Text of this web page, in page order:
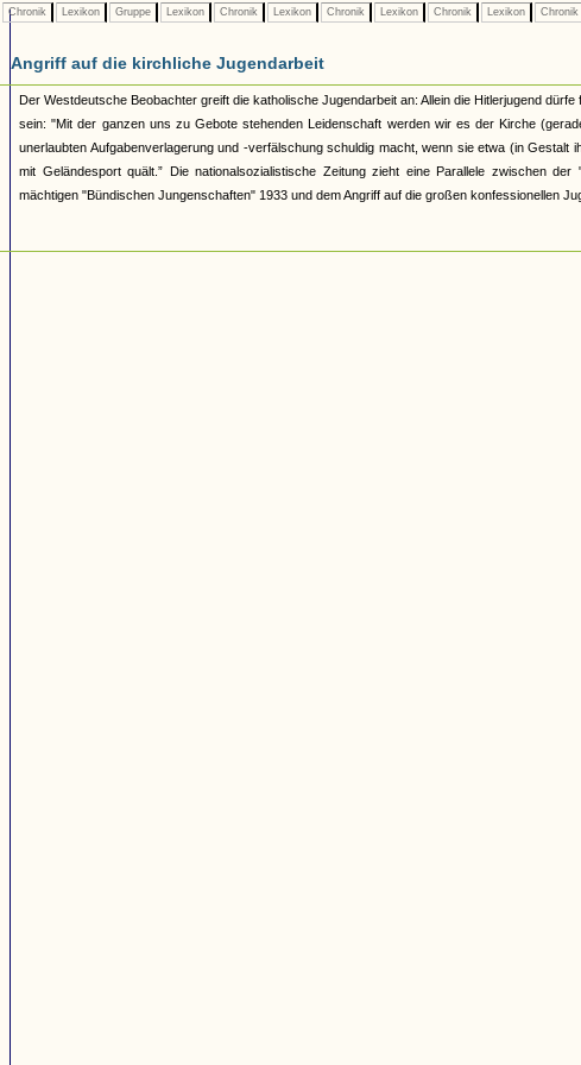
Chronik Lexikon Gruppe Lexikon Chronik Lexikon Chronik Lexikon Chronik Lexikon Chronik
Angriff auf die kirchliche Jugendarbeit
Der Westdeutsche Beobachter greift die katholische Jugendarbeit an: Allein die Hitlerjugend
sein: "Mit der ganzen uns zu Gebote stehenden Leidenschaft werden wir es der Kirche
unerlaubten Aufgabenverlagerung und -verfälschung schuldig macht, wenn sie etwa (in
mit Geländesport quält.” Die nationalsozialistische Zeitung zieht eine Parallele zwischen
mächtigen "Bündischen Jungenschaften" 1933 und dem Angriff auf die großen konfessionellen